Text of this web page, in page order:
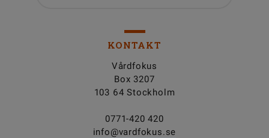
KONTAKT
Vårdfokus
Box 3207
103 64 Stockholm
0771-420 420
info@vardfokus.se